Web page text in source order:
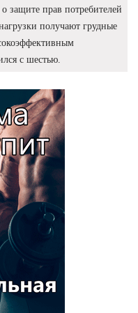
защите прав потребителей
получают грудные
с шестью.